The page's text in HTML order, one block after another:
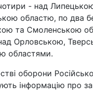
- над
областю, по два
та Смоленською
Орловською,
областями.
оборони
інформацію про